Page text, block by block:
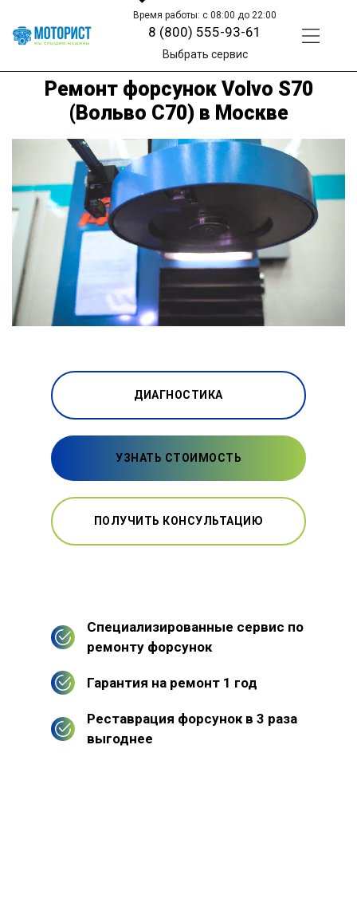
Время работы: с 08:00 до 22:00
8 (800) 555-93-61
Выбрать сервис
Ремонт форсунок Volvo S70
(Вольво С70) в Москве
ДИАГНОСТИКА
УЗНАТЬ СТОИМОСТЬ
ПОЛУЧИТЬ КОНСУЛЬТАЦИЮ
Специализированные сервис по
ремонту форсунок
Гарантия на ремонт 1 год
Реставрация форсунок в 3 раза
выгоднее